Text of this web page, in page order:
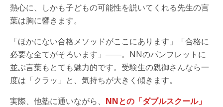
熱心に、しかも子どもの可能性を説いてくれる先生の言
葉は胸に響きます。
「ほかにない合格メソッドがここにあります」「合格に
必要な全てがそろいます」――。NNのパンフレットに
並ぶ言葉もとても魅力的です。受験生の親御さんなら一
度は「クラッ」と、気持ちが大きく傾きます。
実際、他塾に通いながら、 NNとの「ダブルスクール」